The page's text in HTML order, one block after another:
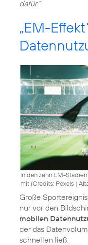
dafür.“
„EM-
In den zehn EM-
mit (Credits: Pexels |
Große
nur vor den
mobilen
der das
schnellen ließ.